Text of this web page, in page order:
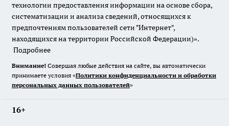
технологии предоставления информации на основе сбора,
систематизации и анализа сведений, относящихся к
предпочтениям пользователей сети "Интернет",
находящихся на территории Российской Федерации)».
Подробнее
Внимание! Совершая любые действия на сайте, вы автоматически
принимаете условия «Политики конфиденциальности и обработки
персональных данных пользователей»
16+